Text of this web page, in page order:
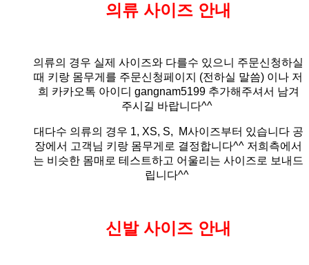
의류 사이즈 안내
의류의 경우 실제 사이즈와 다를수 있으니 주문신청하실
때 키랑 몸무게를 주문신청페이지 (전하실 말씀) 이나 저
희 카카오톡 아이디 gangnam5199 추가해주셔서 남겨
주시길 바랍니다^^
대다수 의류의 경우 1, XS, S, M사이즈부터 있습니다 공
장에서 고객님 키랑 몸무게로 결정합니다^^ 저희측에서
는 비슷한 몸매로 테스트하고 어울리는 사이즈로 보내드
립니다^^
신발 사이즈 안내